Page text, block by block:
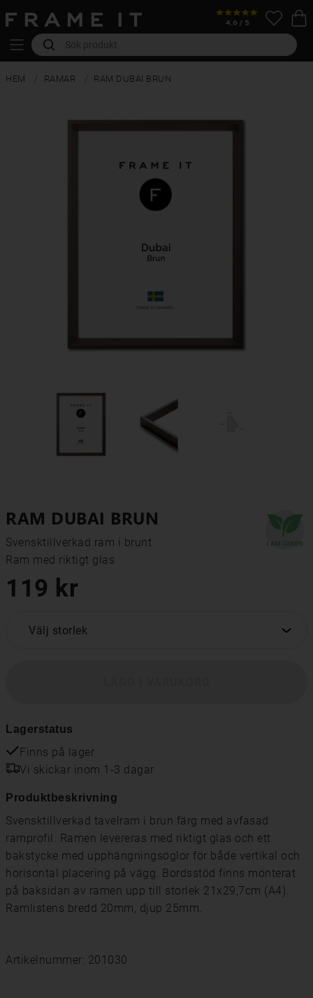
HEM RAMAR RAM DUBAI BRUN
RAM DUBAI BRUN
Svensktillverkad ram i brunt
Ram med riktigt glas
119 kr
Välj storlek
Lagerstatus
Finns på lager
Vi skickar inom 1-3 dagar
Produktbeskrivning
Svensktillverkad tavelram i brun färg med avfasad
ramprofil. Ramen levereras med riktigt glas och ett
bakstycke med upphängningsöglor för både vertikal och
horisontal placering på vägg. Bordsstöd finns monterat
på baksidan av ramen upp till storlek 21x29,7cm (A4).
Ramlistens bredd 20mm, djup 25mm.
Artikelnummer: 201030